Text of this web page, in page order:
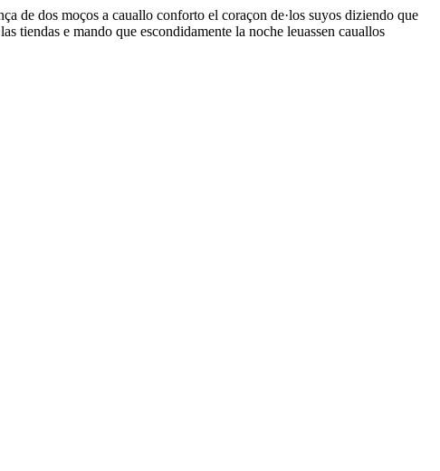
de dos moços a cauallo conforto el coraçon de·los suyos diziendo que
tiendas e mando que escondidamente la noche leuassen cauallos